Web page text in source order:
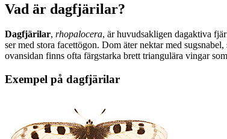
Vad är dagfjärilar?
Dagfjärilar, rhopalocera, är huvudsakligen dagaktiva
ser med stora facettögon. Dom äter nektar med
ovansidan finns ofta färgstarka brett triangulära vingar
Exempel på dagfjärilar